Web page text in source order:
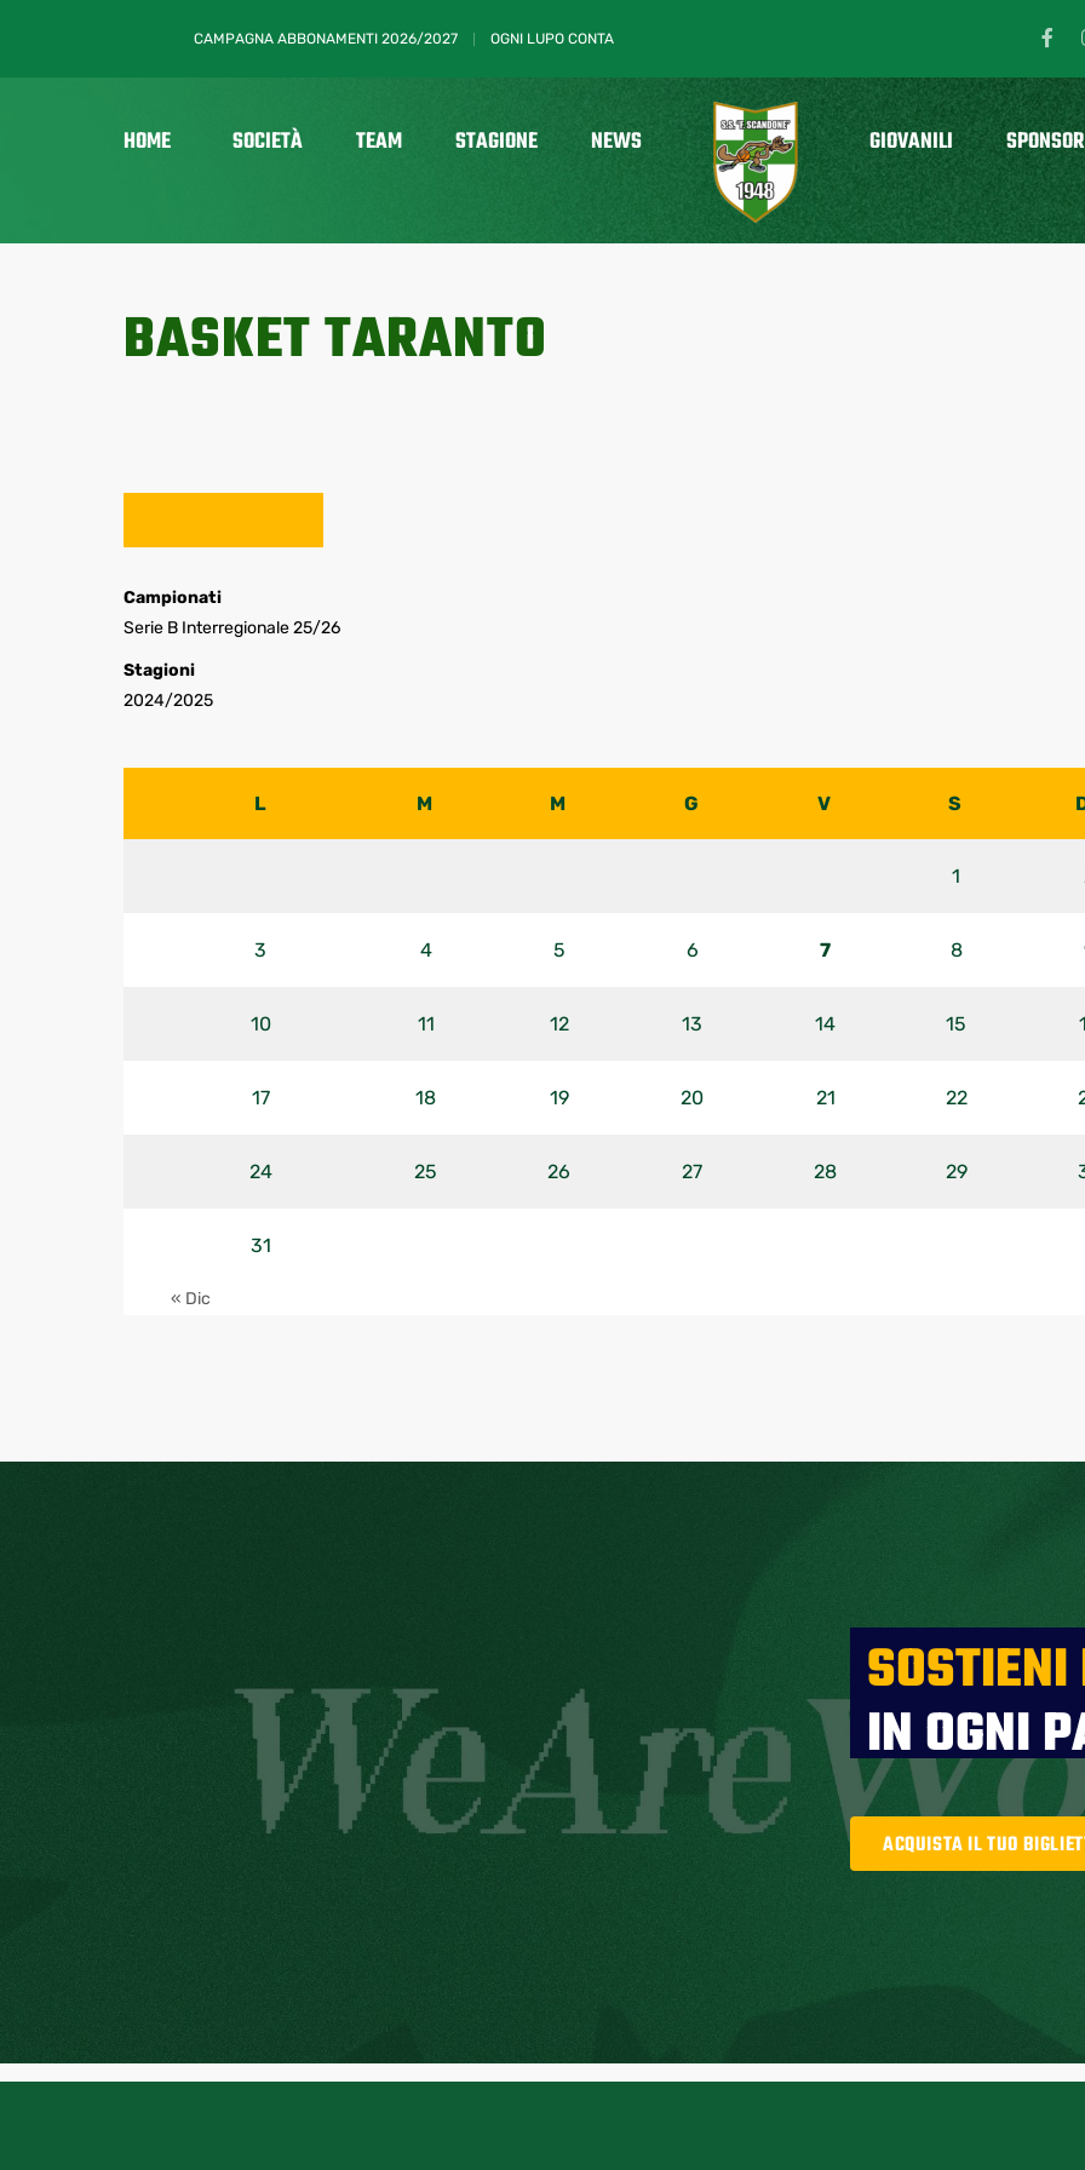
CAMPAGNA ABBONAMENTI 2026/2027 OGNI LUPO CONTA
HOME SOCIETÀ TEAM STAGIONE NEWS GIOVANILI SPONSOR
BASKET TARANTO
Campionati
Serie B Interregionale 25/26
Stagioni
2024/2025
L M M G V S
« Dic
1
3 4 5 6 7 8
10 11 12 13 14 15
17 18 19 20 21 22
24 25 26 27 28 29
31
IN OGNI
ACQUISTA IL TUO